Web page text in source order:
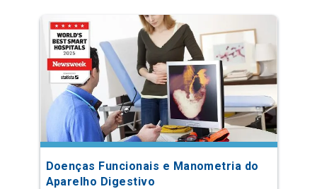
Doenças Funcionais e Manometria do
Aparelho Digestivo